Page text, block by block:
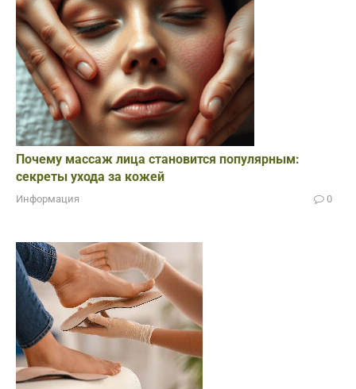
Почему массаж лица становится популярным:
секреты ухода за кожей
Информация 0